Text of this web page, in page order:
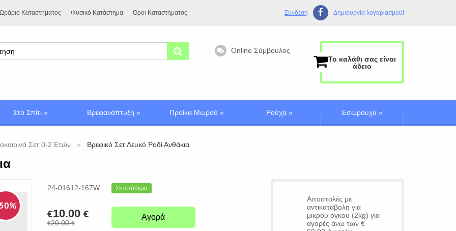
Σύνδεση Δημιουργία λογαριασμούt
Ωράριο Καταστήματος Φυσικό Κατάστημα Οροι Καταστήματος
Online Σύμβουλος
Το καλάθι σας είναι
άδειο
Στο Σπίτι » Βρεφανάπτυξη » Προίκα Μωρού » Ρούχα » Εσώρουχα »
Σετ 0-2 Ετών Βρεφικό Σετ Λευκό Ροδί Ανθάκια
24-01612-167W Σε απόθεμα
€10.00 €
€20.00€
Αγορά
Αποστολές με
αντικαταβολή για
μικρού όγκου (2kg) για
αγορές άνω των €